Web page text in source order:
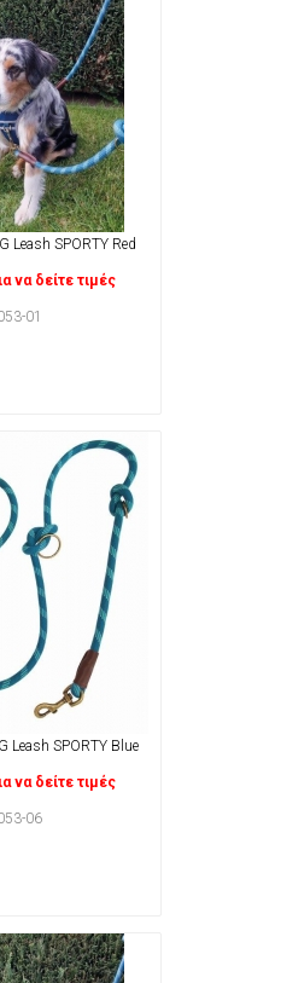
Leash SPORTY Red
να δείτε τιμές
01
Leash SPORTY Blue
να δείτε τιμές
06